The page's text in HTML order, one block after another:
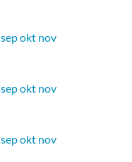
sepokt nov
sepokt nov
sepokt nov